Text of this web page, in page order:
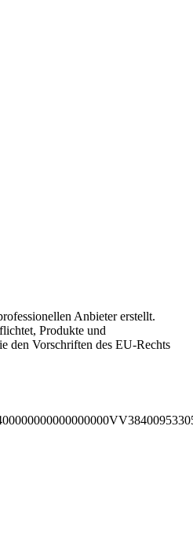
Anbieter erstellt.
Produkte und
den Vorschriften des EU-Rechts